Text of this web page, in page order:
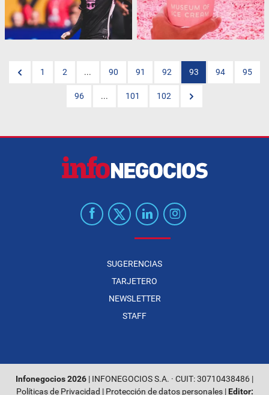
1 2 ... 90 91 92 93 94 95
96 ... 101 102
SUGERENCIAS
TARJETERO
NEWSLETTER
STAFF
Infonegocios 2026 | INFONEGOCIOS S.A. · CUIT: 30710438486 |
Políticas de Privacidad | Protección de datos personales| Editor: